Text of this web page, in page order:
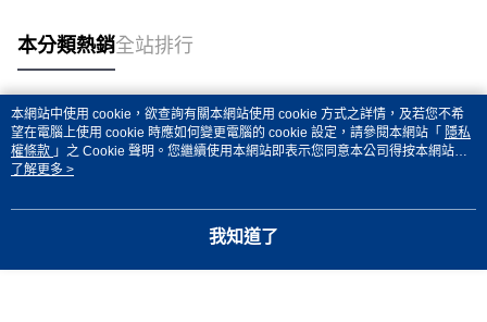
本分類熱銷全站排行
熱門標籤
本網站中使用 cookie，欲查詢有關本網站使用 cookie 方式之詳情，及若您不希
望在電腦上使用 cookie 時應如何變更電腦的 cookie 設定，請參閱本網站「 隱私
權條款 」之 Cookie 聲明。您繼續使用本網站即表示您同意本公司得按本網站使
用條款之 Cookie 聲明使用 cookie。
了解更多 >
我知道了